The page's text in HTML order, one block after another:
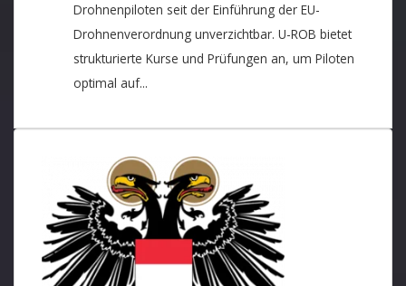
Drohnenpiloten seit der Einführung der EU-
Drohnenverordnung unverzichtbar. U-ROB bietet
strukturierte Kurse und Prüfungen an, um Piloten
optimal auf...